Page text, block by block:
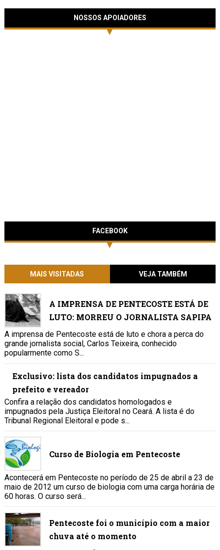
NOSSOS APOIADORES
FACEBOOK
MAIS VISITADAS VEJA TAMBÉM
A IMPRENSA DE PENTECOSTE ESTÁ DE
LUTO: MORREU O JORNALISTA SAPIPA
A imprensa de Pentecoste está de luto e chora a perca do
grande jornalista social, Carlos Teixeira, conhecido
popularmente como S...
Exclusivo: lista dos candidatos impugnados a
prefeito e vereador
Confira a relação dos candidatos homologados e
impugnados pela Justiça Eleitoral no Ceará. A lista é do
Tribunal Regional Eleitoral e pode s...
Curso de Biologia em Pentecoste
Acontecerá em Pentecoste no período de 25 de abril a 23 de
maio de 2012 um curso de biologia com uma carga horária de
60 horas. O curso será...
Pentecoste foi o município com a maior
chuva até o momento